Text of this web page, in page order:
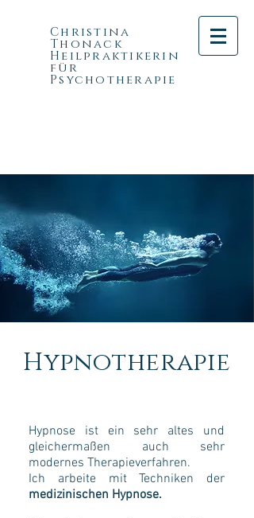
Christina
Thonack
Heilpraktikerin
für
Psychotherapie
Hypnotherapie
Hypnose ist ein sehr altes und
gleichermaßen auch sehr
modernes Therapieverfahren.
Ich arbeite mit Techniken der
medizinischen Hypnose.